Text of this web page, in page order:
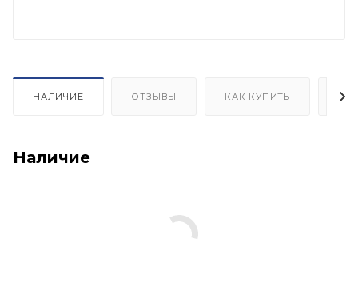
НАЛИЧИЕ ОТЗЫВЫ КАК КУПИТЬ
Наличие